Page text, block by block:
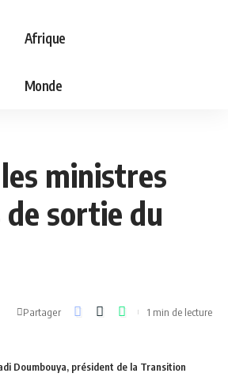
Afrique
Monde
ministres
sortie du
Partager 1 min de lecture
Doumbouya, président de la Transition